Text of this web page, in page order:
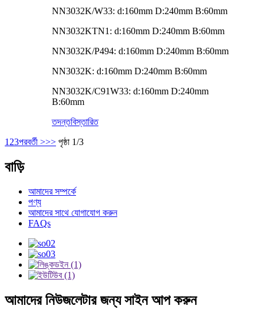
NN3032K/W33: d:160mm D:240mm B:60mm
NN3032KTN1: d:160mm D:240mm B:60mm
NN3032K/P494: d:160mm D:240mm B:60mm
NN3032K: d:160mm D:240mm B:60mm
NN3032K/C91W33: d:160mm D:240mm
B:60mm
তদন্তবিস্তারিত
1 23পরবর্তী >>> পৃষ্ঠা 1/3
বাড়ি
আমাদের সম্পর্কে
পণ্য
আমাদের সাথে যোগাযোগ করুন
FAQs
আমাদের নিউজলেটার জন্য সাইন আপ করুন